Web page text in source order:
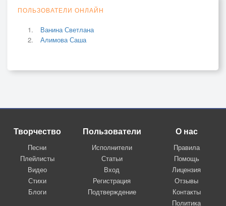
ПОЛЬЗОВАТЕЛИ ОНЛАЙН
Ванина Светлана
Алимова Саша
Творчество
Песни
Плейлисты
Видео
Стихи
Блоги
Пользователи
Исполнители
Статьи
Вход
Регистрация
Подтверждение
О нас
Правила
Помощь
Лицензия
Отзывы
Контакты
Политика